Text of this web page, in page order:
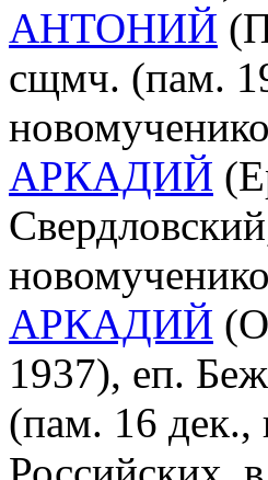
АНТОНИЙ
сщмч. (пам.
АРКАДИЙ
АРКАДИЙ
1937), еп.
(пам. 16 дек.,